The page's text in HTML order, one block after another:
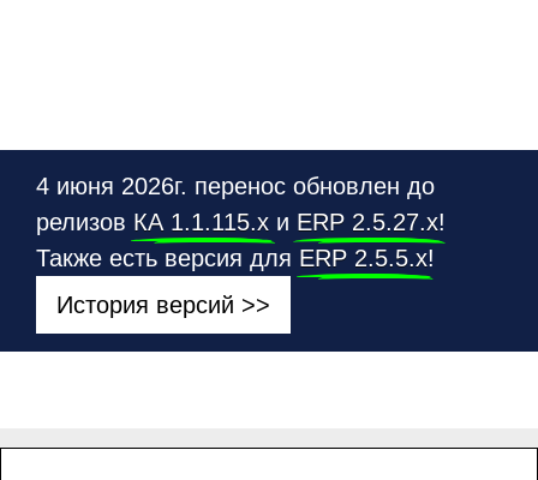
4 июня 2026г. перенос обновлен до
релизов КА 1.1.115.х и ERP 2.5.27.х!
Также есть версия для ERP 2.5.5.x!
История версий >>